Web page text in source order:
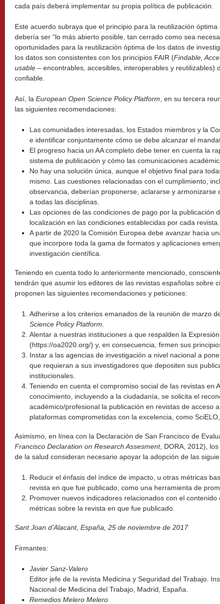
cada país deberá implementar su propia política de publicación.
Este acuerdo subraya que el principio para la reutilización
debería ser “lo más abierto posible, tan cerrado como sea
oportunidades para la reutilización óptima de los datos de
los datos son consistentes con los principios FAIR (Findable,
usable – encontrables, accesibles, interoperables y reutilizables)
confiable.
Así, la European Open Science Policy Platform , en su tercera
las siguientes recomendaciones:
Las comunidades interesadas, los Estados miembros y la
e identificar conjuntamente cómo se debe alcanzar el
El progreso hacia un AA completo debe tener en cuenta la
sistema de publicación y cómo las comunicaciones
No hay una solución única, aunque el objetivo final para
mismo. Las cuestiones relacionadas con el cumplimiento,
observancia, deberían proponerse, aclararse y armonizarse
a todas las disciplinas.
Las opciones de las condiciones de pago por la publicación
localización en las condiciones establecidas por cada revista.
A partir de 2020 la Comisión Europea debe avanzar hacia
que incorpore toda la gama de formatos y aplicaciones
investigación científica.
Teniendo en cuenta todo lo anteriormente mencionado,
tendrán que asumir los editores de las revistas españolas sobre
proponen las siguientes recomendaciones y peticiones:
Adherirse a los criterios emanados de la reunión de marzo
Science Policy Platform
Alentar a nuestras instituciones a que respalden la
(https://oa2020.org/) y, en consecuencia, firmen sus
Instar a las agencias de investigación a nivel nacional a
que requieran a sus investigadores que depositen sus
institucionales.
Teniendo en cuenta el compromiso social de las revistas en
conocimiento, incluyendo a la ciudadanía, se solicita el
académico/profesional la publicación en revistas de acceso
plataformas comprometidas con la excelencia, como
Asimismo, en línea con la Declaración de San Francisco de
Francisco Declaration on Research Assesment, DORA, 2012),
de la salud consideran necesario apoyar la adopción de las
Reducir el énfasis del índice de impacto, u otras métricas
revista en que fue publicado, como una herramienta de
Promover nuevos indicadores relacionados con el
métricas sobre la revista en que fue publicado.
Sant Joan d’Alacant, España, 25 de noviembre de 2017
Firmantes:
Javier Sanz-Valero
Editor jefe de la revista Medicina y Seguridad del Trabajo.
Nacional de Medicina del Trabajo, Madrid, España.
Remedios Melero Melero